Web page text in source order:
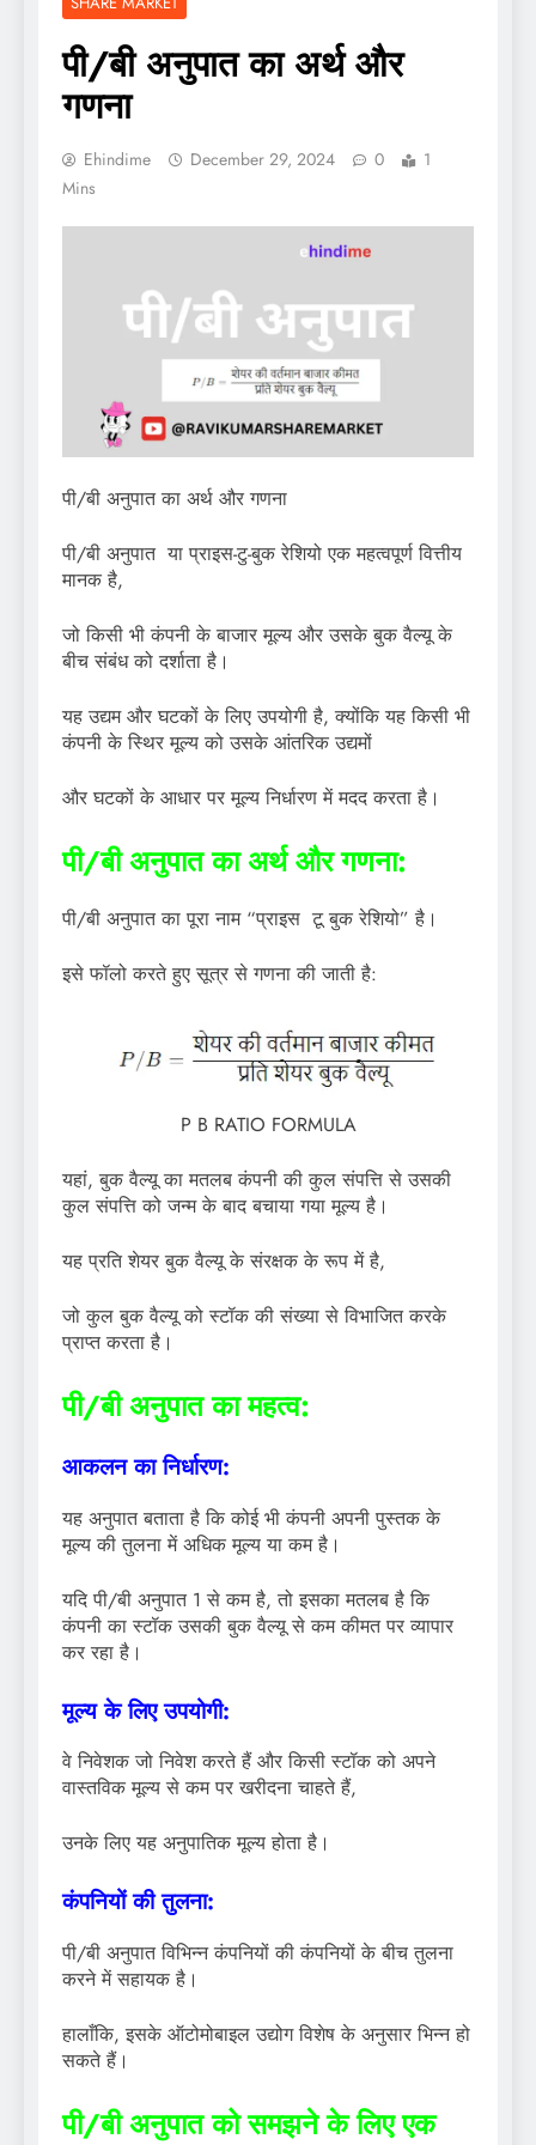
पी/बी अनुपात का अर्थ और
गणना
Ehindime December 29, 2024 0
1
Mins
पी/बी अनुपात का अर्थ और गणना
पी/बी अनुपात या प्राइस-टु-बुक रेशियो एक महत्वपूर्ण वित्तीय
मानक है,
जो किसी भी कंपनी के बाजार मूल्य और उसके बुक वैल्यू के
बीच संबंध को दर्शाता है।
यह उद्यम और घटकों के लिए उपयोगी है, क्योंकि यह किसी भी
कंपनी के स्थिर मूल्य को उसके आंतरिक उद्यमों
और घटकों के आधार पर मूल्य निर्धारण में मदद करता है।
पी/बी अनुपात का अर्थ और गणना:
पी/बी अनुपात का पूरा नाम “प्राइस टू बुक रेशियो” है।
इसे फॉलो करते हुए सूत्र से गणना की जाती है:
P B RATIO FORMULA
यहां, बुक वैल्यू का मतलब कंपनी की कुल संपत्ति से उसकी
कुल संपत्ति को जन्म के बाद बचाया गया मूल्य है।
यह प्रति शेयर बुक वैल्यू के संरक्षक के रूप में है,
जो कुल बुक वैल्यू को स्टॉक की संख्या से विभाजित करके
प्राप्त करता है।
पी/बी अनुपात का महत्व:
आकलन का निर्धारण:
यह अनुपात बताता है कि कोई भी कंपनी अपनी पुस्तक के
मूल्य की तुलना में अधिक मूल्य या कम है।
यदि पी/बी अनुपात 1 से कम है, तो इसका मतलब है कि
कंपनी का स्टॉक उसकी बुक वैल्यू से कम कीमत पर व्यापार
कर रहा है।
मूल्य के लिए उपयोगी:
वे निवेशक जो निवेश करते हैं और किसी स्टॉक को अपने
वास्तविक मूल्य से कम पर खरीदना चाहते हैं,
उनके लिए यह अनुपातिक मूल्य होता है।
कंपनियों की तुलना:
पी/बी अनुपात विभिन्न कंपनियों की कंपनियों के बीच तुलना
करने में सहायक है।
हालाँकि, इसके ऑटोमोबाइल उद्योग विशेष के अनुसार भिन्न हो
सकते हैं।
पी/बी अनुपात को समझने के लिए एक